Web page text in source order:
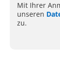
Mit Ihrer
unseren
zu.